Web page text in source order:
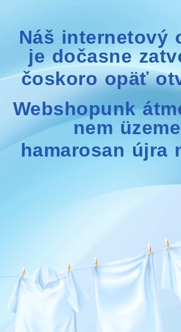
Náš internetový
je dočasne
čoskoro opäť
Webshopunk
nem
hamarosan újra